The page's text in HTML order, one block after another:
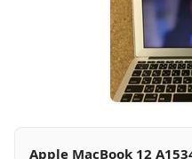
Apple MacBook 12